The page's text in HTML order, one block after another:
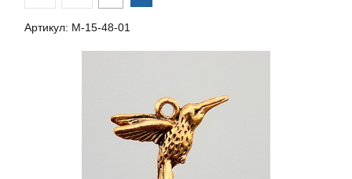
Артикул: М-15-48-01